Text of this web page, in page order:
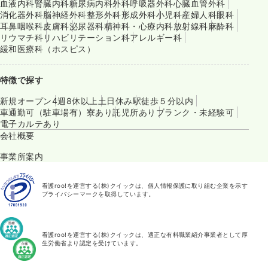
血液内科腎臓内科糖尿病内科外科呼吸器外科心臓血管外科
消化器外科脳神経外科整形外科形成外科小児科産婦人科眼科
耳鼻咽喉科皮膚科泌尿器科精神科・心療内科放射線科麻酔科
リウマチ科リハビリテーション科アレルギー科
緩和医療科（ホスピス）
特徴で探す
新規オープン4週8休以上 土日休み駅徒歩５分以内
車通勤可（駐車場有） 寮あり託児所あり ブランク・未経験可
電子カルテあり
会社概要
事業所案内
看護roo!を運営する(株)クイックは、個人情報保護に取り組む企業を示す
プライバシーマークを取得しています。
看護roo!を運営する(株)クイックは、適正な有料職業紹介事業者として厚
生労働省より認定を受けています。